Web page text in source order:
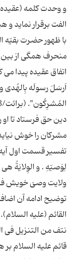
و وحدت کلمه
الفت برقرار نماید
با ظهور حضرت بقیّه
منحرف همگی از
اتفاق عقیده پیدا
اَرسَلَ رسولَه بِالهُدی
دین حق فرستاد تا او
مشرکان را خوش
تفسیر قسمت اول آیه
لِوَصیّهِ . و الوِلایَةُ
ولایت وصیّ خویش
توضیح ادامه آن
القائم (علیه
قائم علیه السلام بر